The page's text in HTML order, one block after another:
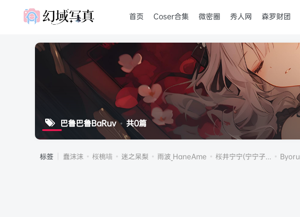
首页 Coser合集 微密圈 秀人网 森罗财团
巴鲁巴鲁BaRuv 共0篇
标签 蠢沫沫 桜桃喵 迷之呆梨 雨波_HaneAme 桜井宁宁(宁宁子... Byoru